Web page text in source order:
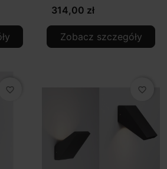
314,00 zł
Zobacz szczegóły
favorite_border favorite_border